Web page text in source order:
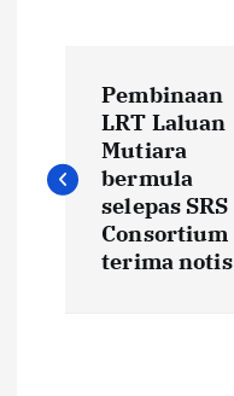
s
Pembinaan
LRT Laluan
Mutiara
bermula
selepas SRS
Consortium
terima notis